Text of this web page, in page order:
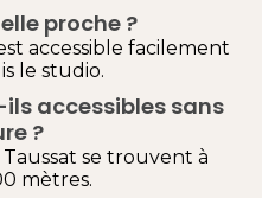
proche ?
accessible facilement
le studio.
accessibles sans
?
se trouvent à
mètres.